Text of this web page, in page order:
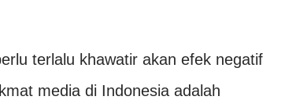
terlalu khawatir akan efek negatif
media di Indonesia adalah